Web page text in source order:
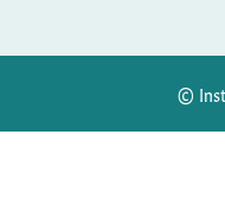
©